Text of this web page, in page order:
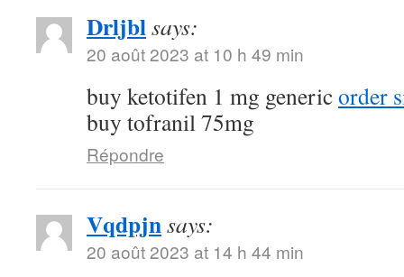
Drljblsays:
20 août 2023 at 10 h 49 min
buy ketotifen 1 mg genericorder
buy tofranil 75mg
Répondre
Vqdpjnsays:
20 août 2023 at 14 h 44 min